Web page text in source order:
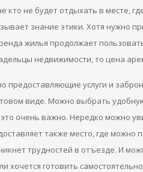
не будет отдыхать в месте,
знание этики. Хотя нужно
жилья продолжает
недвижимости, то цена
предоставляющие услуги и
виде. Можно выбрать
очень важно. Нередко можно
также место, где можно
трудностей в отъезде. И
хочется готовить